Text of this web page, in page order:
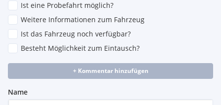
Ist eine Probefahrt möglich?
Weitere Informationen zum Fahrzeug
Ist das Fahrzeug noch verfügbar?
Besteht Möglichkeit zum Eintausch?
+ Kommentar hinzufügen
Name